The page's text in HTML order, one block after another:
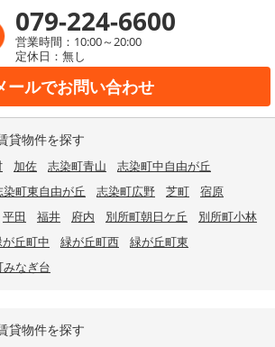
079-224-6600
営業時間：10:00～20:00
定休日：無し
ールでお問い合わせ
貸物件を探す
加佐 志染町青山
志染町中自由が丘
染町東自由が丘 志染町広野 芝町
宿原
平田 福井 府内 別所町朝日ケ丘
別所町小林
丘町中 緑が丘町西
緑が丘町東
みなぎ台
貸物件を探す